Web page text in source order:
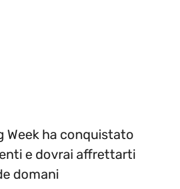
Week ha conquistato
e dovrai affrettarti
domani